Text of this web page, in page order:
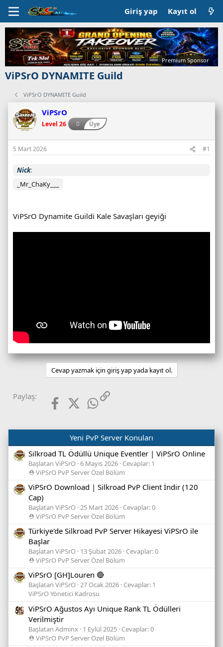
Giriş yap Kayıt ol
Premium Sponsor
ViPSrO DYNAMITE Guild
ViPSrO DYNAMITE Guild
ViPSrO
Level 26 Üye
5 Mart 2026 #1
Nick
_Mr_ChaKy___
ViPSrO Dynamite Guildi Kale Savaşları geyiği
Cevap yazmak için giriş yap yada kayıt ol.
Paylaş: FacebookX (Twitter)WhatsApp
Link
Yeni PvP Server Konuları
Silkroad TL Ödüllü Unique Eventler | ViPSrO Online
Başlatan ViPSrO 6 Mayıs 2026 Cevaplar: 1
⛑️ ViPSrO PvP Server Özel Bölüm
ViPSrO Download | Silkroad PvP Client İndir (120
Cap)
Başlatan ViPSrO 25 Mart 2026 Cevaplar: 0
⛑️ ViPSrO PvP Server Özel Bölüm
Türkiye'de Silkroad PvP Server Hikayesi ViPSrO ile
Başlar
Başlatan ViPSrO 13 Şubat 2026 Cevaplar: 0
⛑️ ViPSrO PvP Server Özel Bölüm
ViPSrO [GH]Louren 🔴
Başlatan ViPSrO 27 Ocak 2026 Cevaplar: 1
ViPSrO Yönetici Kadrosu
ViPSrO Ağustos Ayı Unique Rank TL Ödülleri
Verilmiştir
Başlatan Adminx 1 Eylül 2025 Cevaplar: 0
⛑️ ViPSrO PvP Server Özel Bölüm